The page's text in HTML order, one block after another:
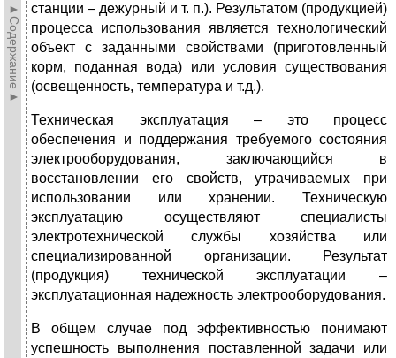
►Содержание►
станции – дежурный и т. п.). Результатом (продукцией)
процесса использования является технологический
объект с заданными свойствами (приготовленный
корм, поданная вода) или условия существования
(освещенность, температура и т.д.).
Техническая эксплуатация – это процесс
обеспечения и поддержания требуемого состояния
электрооборудования, заключающийся в
восстановлении его свойств, утрачиваемых при
использовании или хранении. Техническую
эксплуатацию осуществляют специалисты
электротехнической службы хозяйства или
специализированной организации. Результат
(продукция) технической эксплуатации –
эксплуатационная надежность электрооборудования.
В общем случае под эффективностью понимают
успешность выполнения поставленной задачи или